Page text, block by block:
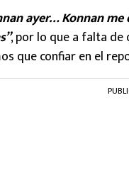
ayer… Konnan
, por lo que a falta de
que confiar en el